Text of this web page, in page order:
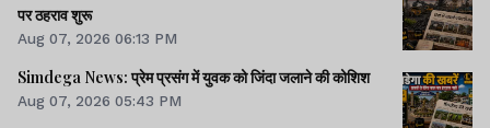
पर ठहराव शुरू
Aug 07, 2026 06:13 PM
Simdega News: प्रेम प्रसंग में युवक को जिंदा जलाने की कोशिश
Aug 07, 2026 05:43 PM